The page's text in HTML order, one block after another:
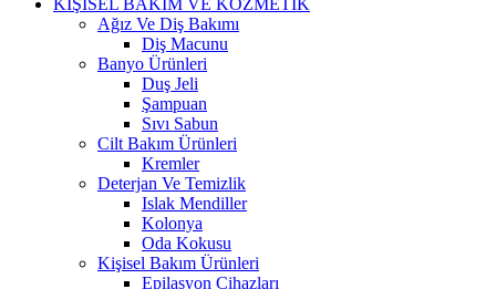
KİŞİSEL BAKIM VE KOZMETİK
Ağız Ve Diş Bakımı
Diş Macunu
Banyo Ürünleri
Duş Jeli
Şampuan
Sıvı Sabun
Cilt Bakım Ürünleri
Kremler
Deterjan Ve Temizlik
Islak Mendiller
Kolonya
Oda Kokusu
Kişisel Bakım Ürünleri
Epilasyon Cihazları